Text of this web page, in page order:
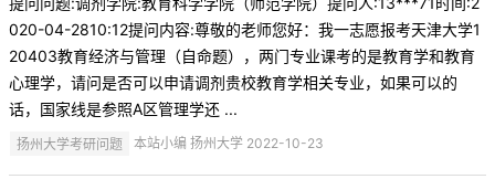
020-04-2810:12提问内容:尊敬的老师您好：我一志愿报考天津大学1
20403教育经济与管理（自命题），两门专业课考的是教育学和教育
心理学，请问是否可以申请调剂贵校教育学相关专业，如果可以的
话，国家线是参照A区管理学还 ...
扬州大学考研问题 本站小编 扬州大学 2022-10-23